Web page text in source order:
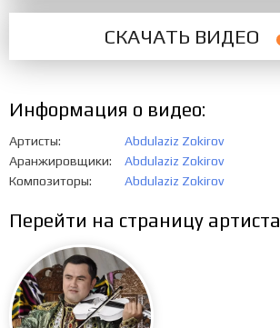
СКАЧАТЬ ВИДЕО
Информация о видео:
Артисты
Abdulaziz Zokirov
Аранжировщики
Abdulaziz Zokirov
Композиторы
Abdulaziz Zokirov
Перейти на страницу артиста